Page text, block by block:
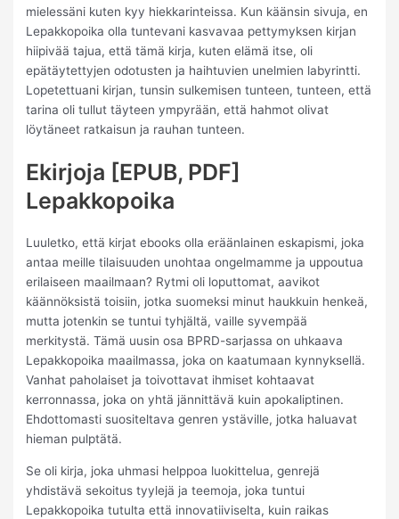
mielessäni kuten kyy hiekkarinteissa. Kun käänsin sivuja, en
Lepakkopoika olla tuntevani kasvavaa pettymyksen kirjan
hiipivää tajua, että tämä kirja, kuten elämä itse, oli
epätäytettyjen odotusten ja haihtuvien unelmien labyrintti.
Lopetettuani kirjan, tunsin sulkemisen tunteen, tunteen, että
tarina oli tullut täyteen ympyrään, että hahmot olivat
löytäneet ratkaisun ja rauhan tunteen.
Ekirjoja [EPUB, PDF]
Lepakkopoika
Luuletko, että kirjat ebooks olla eräänlainen eskapismi, joka
antaa meille tilaisuuden unohtaa ongelmamme ja uppoutua
erilaiseen maailmaan? Rytmi oli loputtomat, aavikot
käännöksistä toisiin, jotka suomeksi minut haukkuin henkeä,
mutta jotenkin se tuntui tyhjältä, vaille syvempää
merkitystä. Tämä uusin osa BPRD-sarjassa on uhkaava
Lepakkopoika maailmassa, joka on kaatumaan kynnyksellä.
Vanhat paholaiset ja toivottavat ihmiset kohtaavat
kerronnassa, joka on yhtä jännittävä kuin apokaliptinen.
Ehdottomasti suositeltava genren ystäville, jotka haluavat
hieman pulptätä.
Se oli kirja, joka uhmasi helppoa luokittelua, genrejä
yhdistävä sekoitus tyylejä ja teemoja, joka tuntui
Lepakkopoika tutulta että innovatiiviselta, kuin raikas